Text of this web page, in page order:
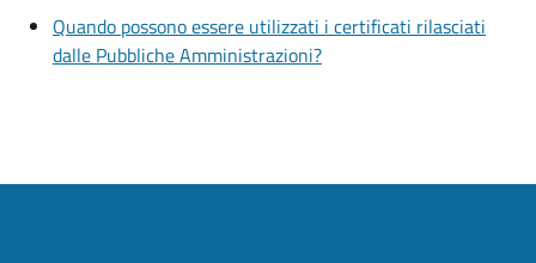
Quando possono essere utilizzati i certificati rilasciati
dalle Pubbliche Amministrazioni?